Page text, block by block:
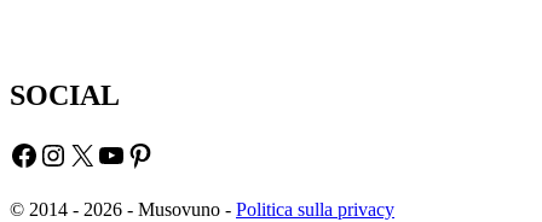
SOCIAL
Facebook
Instagram
X YouTube
Pinterest
© 2014 - 2026 - Musovuno - Politica sulla privacy